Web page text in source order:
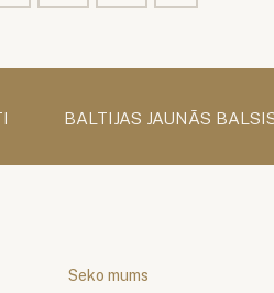
BALTIJAS JAUNĀS
Seko mums